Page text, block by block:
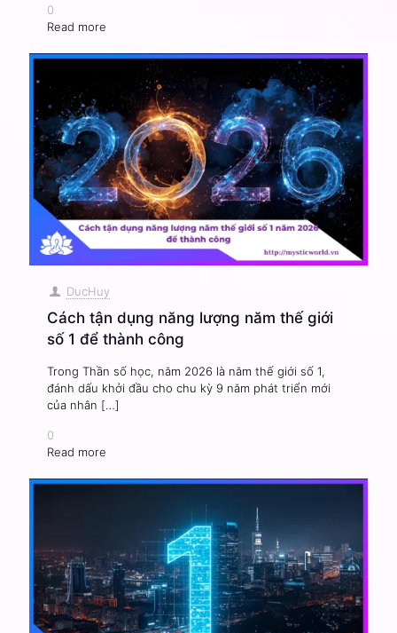
0
Read more
DucHuy
Cách tận dụng năng lượng năm thế giới
số 1 để thành công
Trong Thần số học, năm 2026 là năm thế giới số 1,
đánh dấu khởi đầu cho chu kỳ 9 năm phát triển mới
của nhân […]
0
Read more